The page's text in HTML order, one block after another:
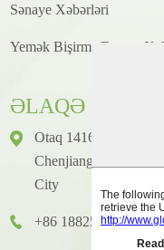
Sənaye Xəbərləri
Yemək Bişirmə/Resept
ƏLAQƏ
Otaq 1416, Mərtəbə
Chenjiang Zhongkai
City
+86 18825458362